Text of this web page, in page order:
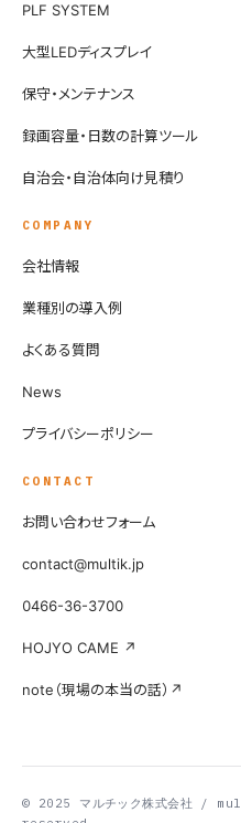
PLF SYSTEM
大型LEDディスプレイ
保守・メンテナンス
録画容量・日数の計算ツール
自治会・自治体向け見積り
COMPANY
会社情報
業種別の導入例
よくある質問
News
プライバシーポリシー
CONTACT
お問い合わせフォーム
contact@multik.jp
0466-36-3700
HOJYO CAME ↗
note（現場の本当の話）↗
© 2025 マルチック株式会社